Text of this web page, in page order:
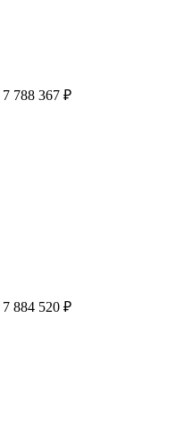
7 788 367 ₽
7 884 520 ₽